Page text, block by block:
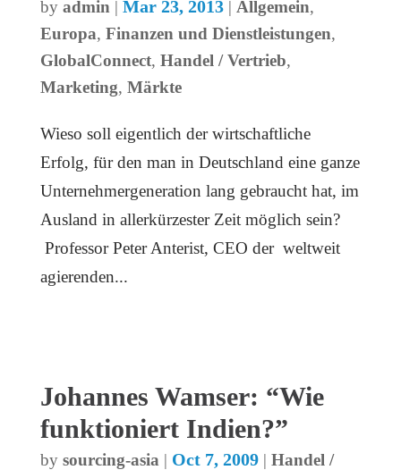
by admin | Mar 23, 2013| Allgemein,
Europa, Finanzen und Dienstleistungen,
GlobalConnect, Handel / Vertrieb,
Marketing, Märkte
Wieso soll eigentlich der wirtschaftliche
Erfolg, für den man in Deutschland eine ganze
Unternehmergeneration lang gebraucht hat, im
Ausland in allerkürzester Zeit möglich sein?
Professor Peter Anterist, CEO der weltweit
agierenden...
Johannes Wamser: “Wie
funktioniert Indien?”
by sourcing-asia | Oct 7, 2009| Handel /